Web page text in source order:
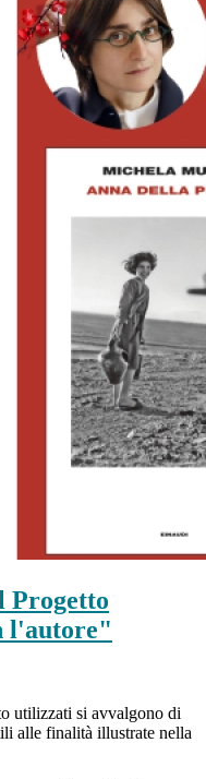
Progetto
l'autore"
utilizzati si avvalgono di
alle finalità illustrate nella